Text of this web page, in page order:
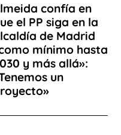
confía en
el PP siga en la
de Madrid
mínimo hasta
y más allá»:
un